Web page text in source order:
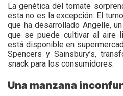
La genética del tomate
esta no es la excepción. El
que ha desarrollado Angelle,
que se puede cultivar al aire
está disponible en
Spencers y Sainsbury’s,
snack para los consumidores.
Una manzana